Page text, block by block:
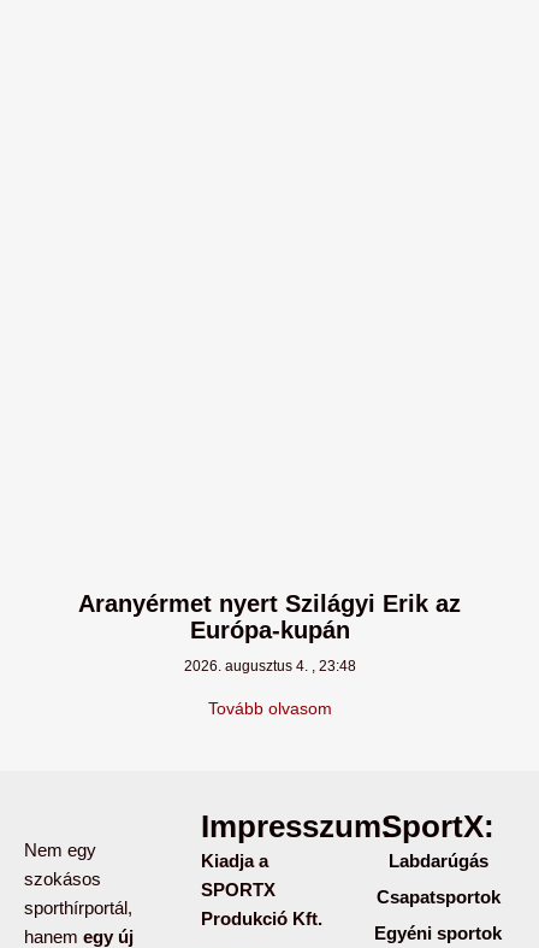
Aranyérmet nyert Szilágyi Erik az
Európa-kupán
2026. augusztus 4. 23:48
Tovább olvasom
Nem egy
szokásos
sporthírportál,
hanem egy új
Impresszum:
Kiadja a
SPORTX
Produkció Kft.
SportX:
Labdarúgás
Csapatsportok
Egyéni sportok